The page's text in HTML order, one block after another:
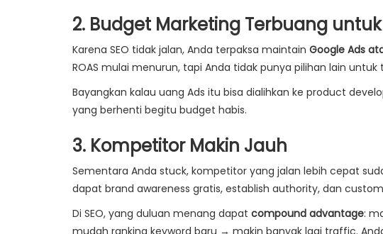
2. Budget Marketing Terbuang
Karena SEO tidak jalan, Anda terpaksa maintain Google Ads
ROAS mulai menurun, tapi Anda tidak punya pilihan lain untuk
Bayangkan kalau uang Ads itu bisa dialihkan ke product
yang berhenti begitu budget habis.
3. Kompetitor Makin Jauh
Sementara Anda stuck, kompetitor yang jalan lebih cepat
dapat brand awareness gratis, establish authority, dan
Di SEO, yang duluan menang dapat compound advantage:
mudah ranking keyword baru → makin banyak lagi traffic.